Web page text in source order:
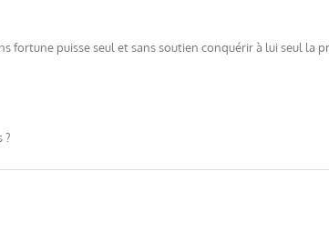
fortune puisse seul et sans soutien conquérir à lui seul la
?